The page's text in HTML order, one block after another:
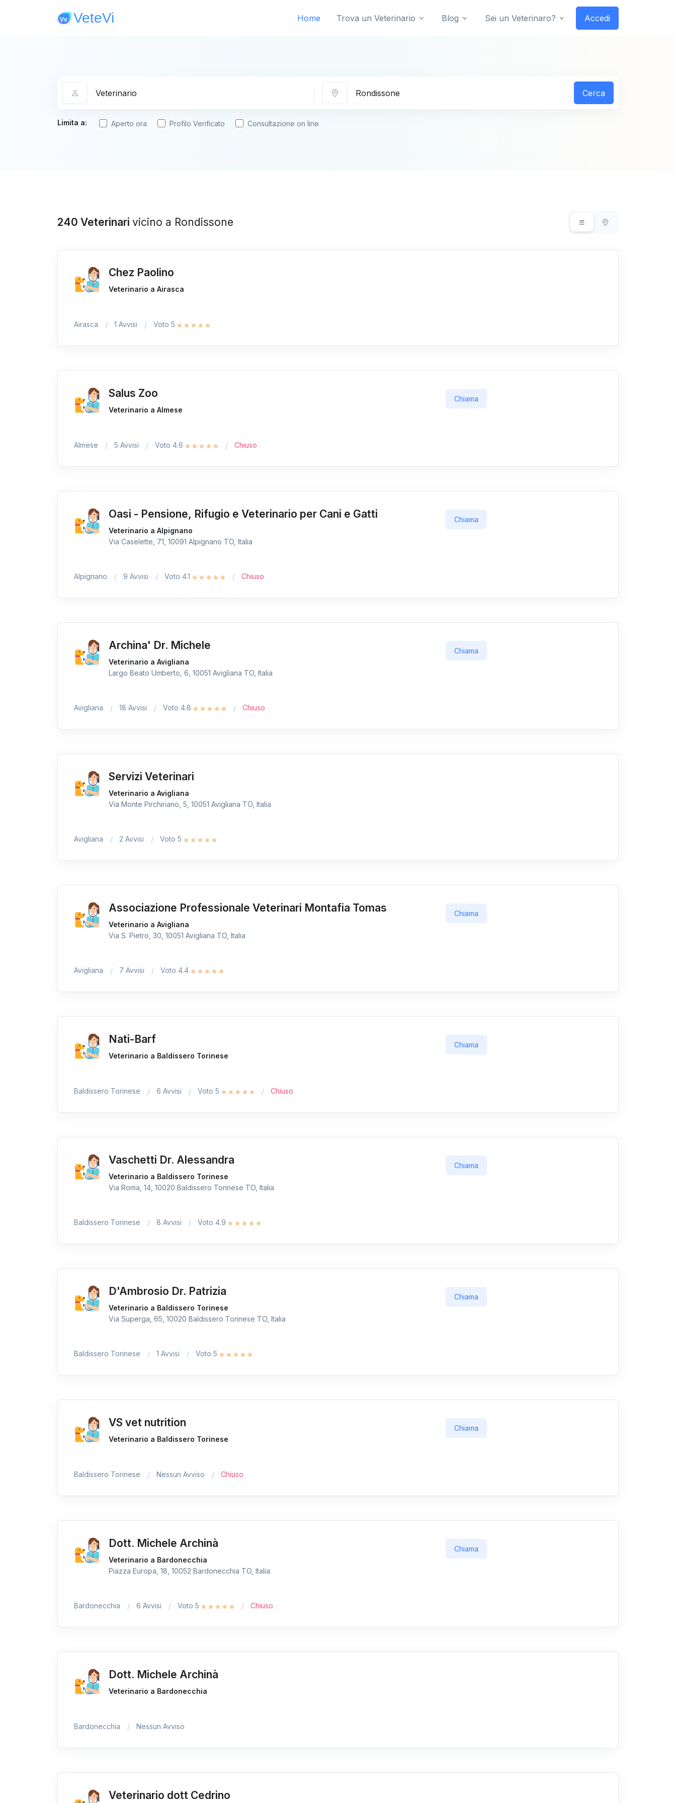
Home Trova un Veterinario Blog Sei un Veterinaro? Accedi
Cerca
Limita a: Aperto ora Profilo Verificato Consultazione on line
240 Veterinari vicino a Rondissone
Chez Paolino
Veterinario a Airasca
Airasca 1 Avvisi Voto 5
Salus Zoo
Veterinario a Almese
Chiama
Almese 5 Avvisi Voto 4.6 Chiuso
Oasi - Pensione, Rifugio e Veterinario per Cani e Gatti
Veterinario a Alpignano
Via Caselette, 71, 10091 Alpignano TO, Italia
Chiama
Alpignano 9 Avvisi Voto 4.1 Chiuso
Archina' Dr. Michele
Veterinario a Avigliana
Largo Beato Umberto, 6, 10051 Avigliana TO, Italia
Chiama
Avigliana 18 Avvisi Voto 4.8 Chiuso
Servizi Veterinari
Veterinario a Avigliana
Via Monte Pirchiriano, 5, 10051 Avigliana TO, Italia
Avigliana 2 Avvisi Voto 5
Associazione Professionale Veterinari Montafia Tomas
Veterinario a Avigliana
Via S. Pietro, 30, 10051 Avigliana TO, Italia
Chiama
Avigliana 7 Avvisi Voto 4.4
Nati-Barf
Veterinario a Baldissero Torinese
Chiama
Baldissero Torinese 6 Avvisi Voto 5 Chiuso
Vaschetti Dr. Alessandra
Veterinario a Baldissero Torinese
Via Roma, 14, 10020 Baldissero Torinese TO, Italia
Chiama
Baldissero Torinese 8 Avvisi Voto 4.9
D'Ambrosio Dr. Patrizia
Veterinario a Baldissero Torinese
Via Superga, 65, 10020 Baldissero Torinese TO, Italia
Chiama
Baldissero Torinese 1 Avvisi Voto 5
VS vet nutrition
Veterinario a Baldissero Torinese
Chiama
Baldissero Torinese Nessun Avviso Chiuso
Dott. Michele Archinà
Veterinario a Bardonecchia
Piazza Europa, 18, 10052 Bardonecchia TO, Italia
Chiama
Bardonecchia 6 Avvisi Voto 5 Chiuso
Dott. Michele Archinà
Veterinario a Bardonecchia
Bardonecchia Nessun Avviso
Veterinario dott Cedrino